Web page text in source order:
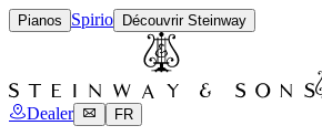
Pianos Spirio Découvrir Steinway
Dealer FR